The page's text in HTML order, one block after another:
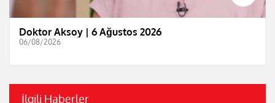
Doktor Aksoy | 6 Ağustos 2026
06/08/2026
İlgili Haberler